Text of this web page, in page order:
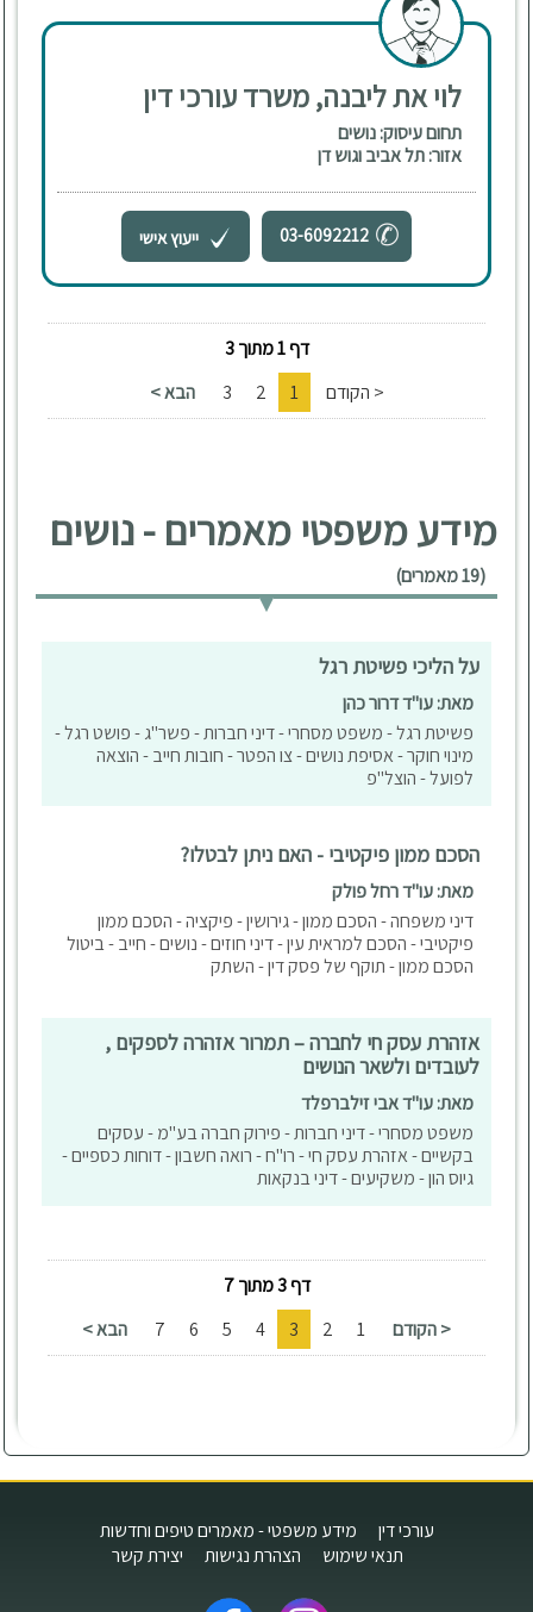
לוי את ליבנה, משרד עורכי דין
תחום עיסוק: נושים
אזור: תל אביב וגוש דן
03-6092212 ייעוץ אישי
דף 1 מתוך 3
< הקודם
1
2
3 הבא >
מידע משפטי מאמרים - נושים
(19 מאמרים)
על הליכי פשיטת רגל
מאת: עו"ד דרור כהן
פשיטת רגל - משפט מסחרי - דיני חברות - פשר"ג - פושט רגל -
מינוי חוקר - אסיפת נושים - צו הפטר - חובות חייב - הוצאה
לפועל - הוצל"פ
הסכם ממון פיקטיבי - האם ניתן לבטלו?
מאת: עו"ד רחל פולק
דיני משפחה - הסכם ממון - גירושין - פיקציה - הסכם ממון
פיקטיבי - הסכם למראית עין - דיני חוזים - נושים - חייב - ביטול
הסכם ממון - תוקף של פסק דין - השתק
אזהרת עסק חי לחברה – תמרור אזהרה לספקים ,
לעובדים ולשאר הנושים
מאת: עו"ד אבי זילברפלד
משפט מסחרי - דיני חברות - פירוק חברה בע"מ - עסקים
בקשיים - אזהרת עסק חי - רו"ח - רואה חשבון - דוחות כספיים -
גיוס הון - משקיעים - דיני בנקאות
דף 3 מתוך 7
< הקודם
1
2
3
4
5
6
7 הבא >
עורכי דין
מידע משפטי - מאמרים טיפים וחדשות
תנאי שימוש
הצהרת נגישות יצירת קשר